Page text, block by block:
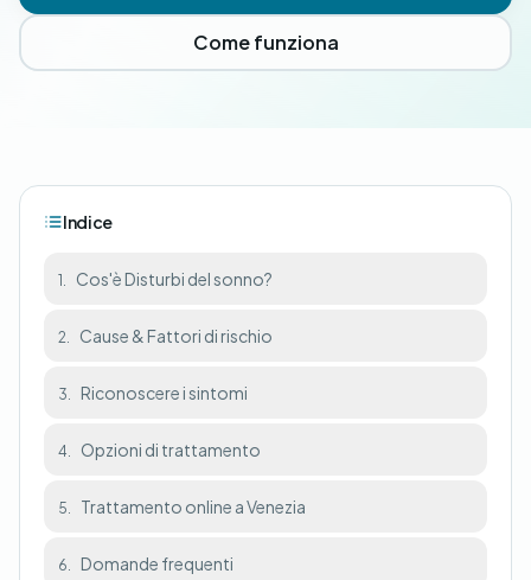
Come funziona
Indice
1. Cos'è Disturbi del sonno?
2. Cause & Fattori di rischio
3. Riconoscere i sintomi
4. Opzioni di trattamento
5. Trattamento online a Venezia
6. Domande frequenti